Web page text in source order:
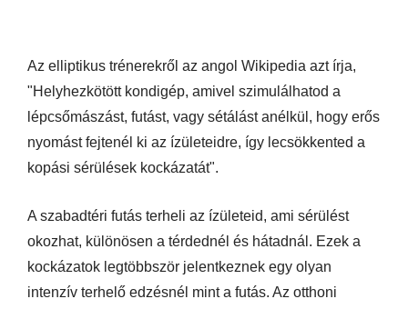
Az elliptikus trénerekről az angol Wikipedia azt írja,
"Helyhezkötött kondigép, amivel szimulálhatod a
lépcsőmászást, futást, vagy sétálást anélkül, hogy erős
nyomást fejtenél ki az ízületeidre, így lecsökkented a
kopási sérülések kockázatát".
A szabadtéri futás terheli az ízületeid, ami sérülést
okozhat, különösen a térdednél és hátadnál. Ezek a
kockázatok legtöbbször jelentkeznek egy olyan
intenzív terhelő edzésnél mint a futás. Az otthoni